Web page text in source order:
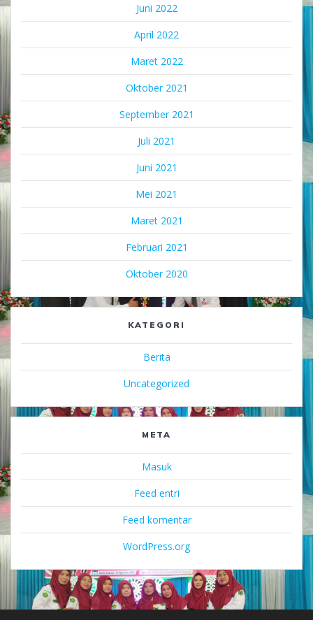
Juni 2022
April 2022
Maret 2022
Oktober 2021
September 2021
Juli 2021
Juni 2021
Mei 2021
Maret 2021
Februari 2021
Oktober 2020
KATEGORI
Berita
Uncategorized
META
Masuk
Feed entri
Feed komentar
WordPress.org